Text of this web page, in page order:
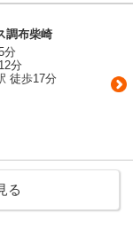
調布柴崎
分
分
徒歩17分
る